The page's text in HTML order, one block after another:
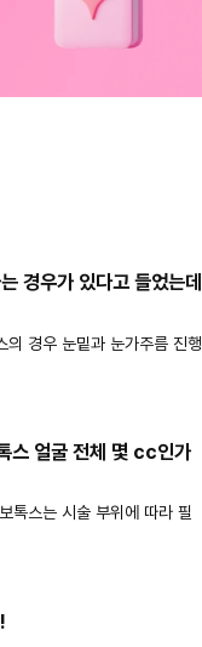
경우가 있다고 들었는데
의 경우 눈밑과 눈가주름 진행
스 얼굴 전체 몇 cc인가
톡스는 시술 부위에 따라 필